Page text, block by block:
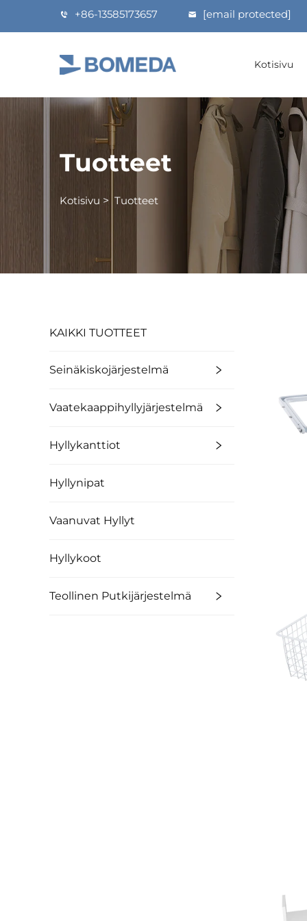
+86-13585173657 [email protected]
Kotisivu
Tuotteet
Kotisivu > Tuotteet
KAIKKI TUOTTEET
Seinäkiskojärjestelmä
Vaatekaappihyllyjärjestelmä
Hyllykanttiot
Hyllynipat
Vaanuvat Hyllyt
Hyllykoot
Teollinen Putkijärjestelmä